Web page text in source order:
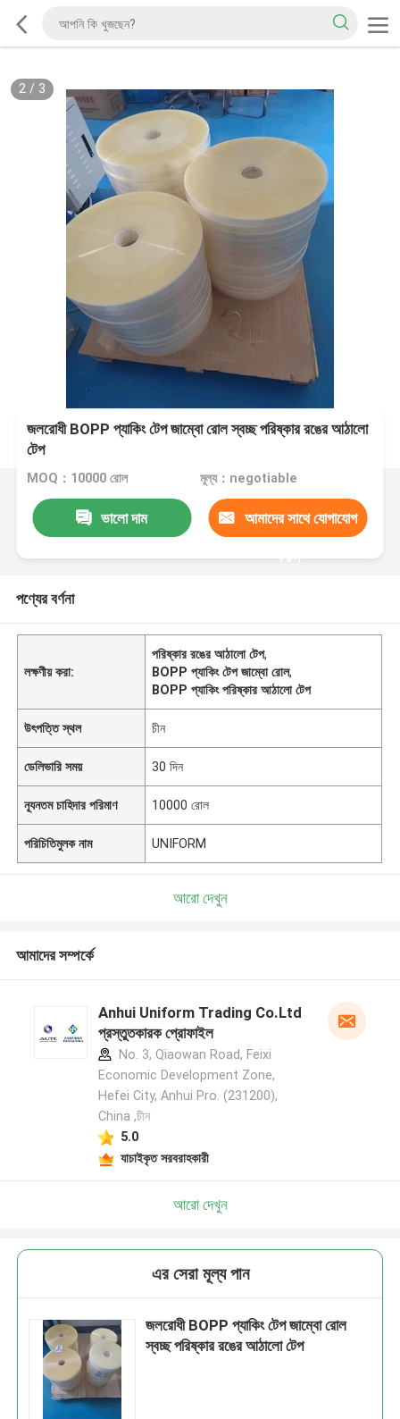
2/ 3
জলরোধী BOPP প্যাকিং টেপ জাম্বো রোল স্বচ্ছ পরিষ্কার রঙের আঠালো
টেপ
MOQ：10000 রোল মূল্য：negotiable
ভালো দাম আমাদের সাথে যোগাযোগ
করুন
পণ্যের বর্ণনা
লক্ষণীয় করা:
পরিষ্কার রঙের আঠালো টেপ,
BOPP প্যাকিং টেপ জাম্বো রোল,
BOPP প্যাকিং পরিষ্কার আঠালো টেপ
উৎপত্তি স্থল চীন
ডেলিভারি সময় 30 দিন
ন্যূনতম চাহিদার পরিমাণ 10000 রোল
পরিচিতিমুলক নাম UNIFORM
আরো দেখুন
আমাদের সম্পর্কে
Anhui Uniform Trading Co.Ltd
প্রস্তুতকারক প্রোফাইল
No. 3, Qiaowan Road, Feixi
Economic Development Zone,
Hefei City, Anhui Pro. (231200),
China ,চীন
5.0
যাচাইকৃত সরবরাহকারী
আরো দেখুন
এর সেরা মূল্য পান
জলরোধী BOPP প্যাকিং টেপ জাম্বো রোল
স্বচ্ছ পরিষ্কার রঙের আঠালো টেপ